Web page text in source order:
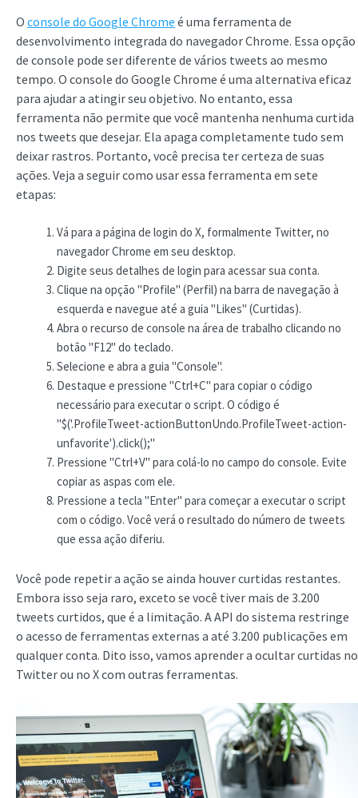
O console do Google Chrome é uma ferramenta de
desenvolvimento integrada do navegador Chrome. Essa opção
de console pode ser diferente de vários tweets ao mesmo
tempo. O console do Google Chrome é uma alternativa eficaz
para ajudar a atingir seu objetivo. No entanto, essa
ferramenta não permite que você mantenha nenhuma curtida
nos tweets que desejar. Ela apaga completamente tudo sem
deixar rastros. Portanto, você precisa ter certeza de suas
ações. Veja a seguir como usar essa ferramenta em sete
etapas:
Vá para a página de login do X, formalmente Twitter, no
navegador Chrome em seu desktop.
Digite seus detalhes de login para acessar sua conta.
Clique na opção "Profile" (Perfil) na barra de navegação à
esquerda e navegue até a guia "Likes" (Curtidas).
Abra o recurso de console na área de trabalho clicando no
botão "F12" do teclado.
Selecione e abra a guia "Console".
Destaque e pressione "Ctrl+C" para copiar o código
necessário para executar o script. O código é
"$('.ProfileTweet-actionButtonUndo.ProfileTweet-action-
unfavorite').click();"
Pressione "Ctrl+V" para colá-lo no campo do console. Evite
copiar as aspas com ele.
Pressione a tecla "Enter" para começar a executar o script
com o código. Você verá o resultado do número de tweets
que essa ação diferiu.
Você pode repetir a ação se ainda houver curtidas restantes.
Embora isso seja raro, exceto se você tiver mais de 3.200
tweets curtidos, que é a limitação. A API do sistema restringe
o acesso de ferramentas externas a até 3.200 publicações em
qualquer conta. Dito isso, vamos aprender a ocultar curtidas no
Twitter ou no X com outras ferramentas.